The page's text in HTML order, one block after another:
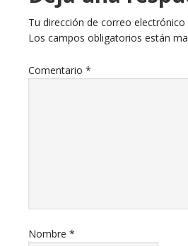
Tu dirección de correo electrónico
Los campos obligatorios están
Comentario *
Nombre *